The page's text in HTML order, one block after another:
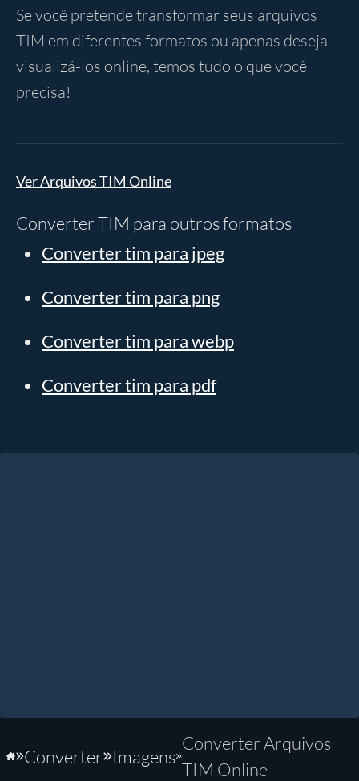
Se você pretende transformar seus arquivos
TIM em diferentes formatos ou apenas deseja
visualizá-los online, temos tudo o que você
precisa!
Ver Arquivos TIM Online
Converter TIM para outros formatos
Converter tim para jpeg
Converter tim para png
Converter tim para webp
Converter tim para pdf
Início
Converter Imagens
Converter Arquivos
TIM Online